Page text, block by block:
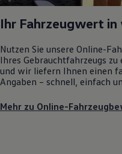
Ihr Fahrzeugwert in
Nutzen Sie unsere Online-
Ihres Gebrauchtfahrzeugs
und wir liefern Ihnen einen
Angaben – schnell, einfach
Mehr zu Online-